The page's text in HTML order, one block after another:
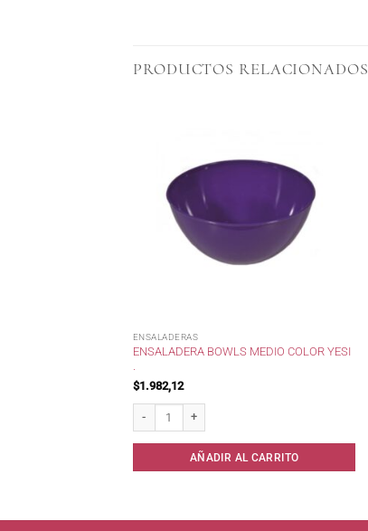
PRODUCTOS RELACIONADOS
ENSALADERAS
ENSALADERA BOWLS MEDIO COLOR YESI
$1.982,12
AÑADIR AL CARRITO